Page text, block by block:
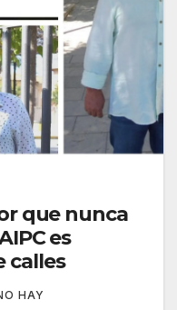
que nunca
es
calles
HAY